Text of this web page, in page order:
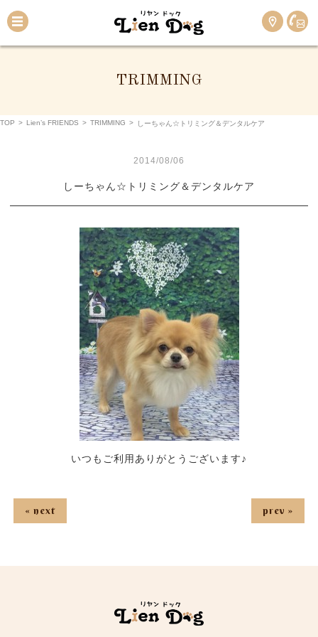
TRIMMING
TOP > Lien’s FRIENDS > TRIMMING > しーちゃん☆トリミング＆デンタルケア
2014/08/06
しーちゃん☆トリミング＆デンタルケア
いつもご利用ありがとうございます♪
« next prev »